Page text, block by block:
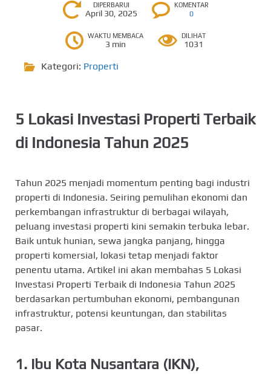
DIPERBARUI
April 30, 2025
KOMENTAR
0
WAKTU MEMBACA
3 min
DILIHAT
1031
Kategori: Properti
5 Lokasi Investasi Properti Terbaik
di Indonesia Tahun 2025
Tahun 2025 menjadi momentum penting bagi industri
properti di Indonesia. Seiring pemulihan ekonomi dan
perkembangan infrastruktur di berbagai wilayah,
peluang investasi properti kini semakin terbuka lebar.
Baik untuk hunian, sewa jangka panjang, hingga
properti komersial, lokasi tetap menjadi faktor
penentu utama. Artikel ini akan membahas 5 Lokasi
Investasi Properti Terbaik di Indonesia Tahun 2025
berdasarkan pertumbuhan ekonomi, pembangunan
infrastruktur, potensi keuntungan, dan stabilitas
pasar.
1. Ibu Kota Nusantara (IKN),